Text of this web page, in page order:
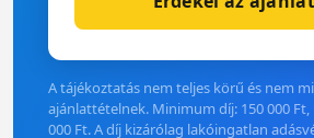
A tájékoztatás nem teljes körű és nem
ajánlattételnek. Minimum díj: 150 000
000 Ft. A díj kizárólag lakóingatlan